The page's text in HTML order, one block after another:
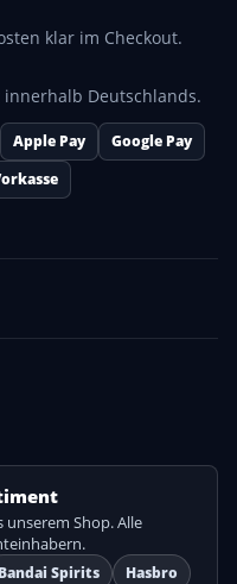
klar im Checkout.
innerhalb Deutschlands.
Apple Pay
Google Pay
unserem Shop. Alle
Bandai Spirits
Hasbro